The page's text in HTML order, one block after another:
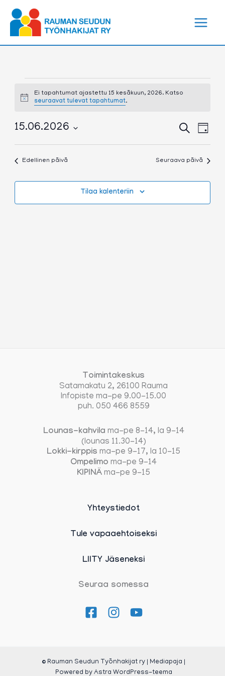
sisältöön
for
15
2026
Notice
Ei tapahtumat ajastettu 15 kesäkuun, 2026. Katso
seuraavat tulevat tapahtumat.
Tapahtumat
Etsi
aja
Näkymät
navigointi
Etsi
Päivä
15.06.2026
Edellinen päivä Seuraava päivä
Tilaa kalenteriin
Toimintakeskus
Satamakatu 2, 26100 Rauma
Infopiste ma-pe 9.00-15.00
puh. 050 466 8559
Lounas-kahvila ma-pe 8-14, la 9-14
(lounas 11.30-14)
Lokki-kirppis ma-pe 9-17, la 10-15
Ompelimo ma-pe 9-14
KIPINÄ ma-pe 9-15
Yhteystiedot
Tule vapaaehtoiseksi
LIITY Jäseneksi
Seuraa somessa
© Rauman Seudun Työnhakijat ry | Mediapaja |
Powered by Astra WordPress-teema